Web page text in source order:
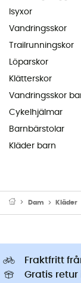
Isyxor
Vandringsskor
Trailrunningskor
Löparskor
Klätterskor
Vandringsskor
Cykelhjälmar
Barnbärstolar
Kläder barn
Dam Kläder
Fraktfritt
Gratis retur